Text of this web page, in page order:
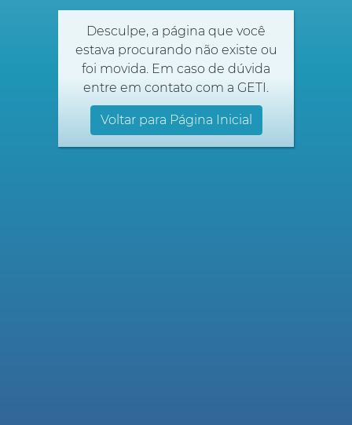
Desculpe, a página que você
estava procurando não existe ou
foi movida. Em caso de dúvida
entre em contato com a GETI.
Voltar para Página Inicial